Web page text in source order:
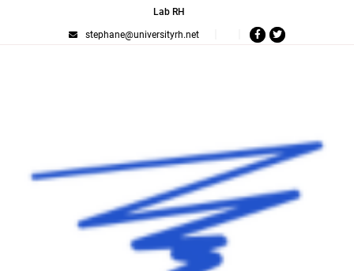
Lab RH
stephane@universityrh.net